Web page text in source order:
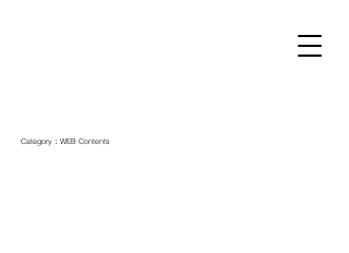
Category：WEB Contents